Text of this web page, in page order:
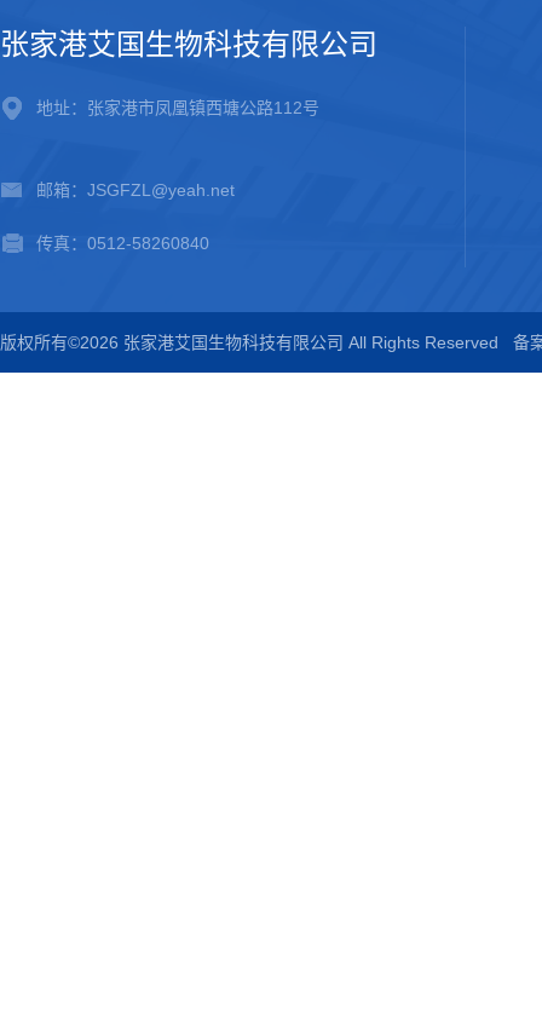
张家港艾国生物科技有限公司
地址：张家港市凤凰镇西塘公路112号
邮箱：JSGFZL@yeah.net
传真：0512-58260840
版权所有©2026 张家港艾国生物科技有限公司 All Rights Reserved 备